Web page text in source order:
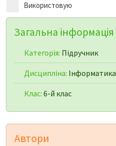
Використовую
Загальна інформація
Категорія: Підручник
Дисципліна: Інформатика
Клас: 6-й клас
Автори